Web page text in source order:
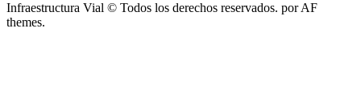
Infraestructura Vial © Todos los derechos reservados. por AF
themes.